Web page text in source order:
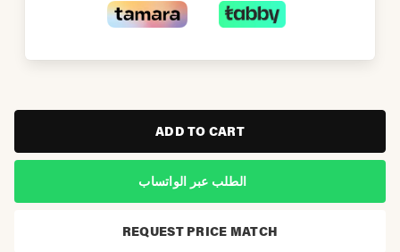
ADD TO CART
الطلب عبر الواتساب
REQUEST PRICE MATCH